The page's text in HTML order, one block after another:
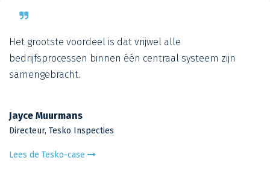
Het grootste voordeel is dat vrijwel alle
bedrijfsprocessen binnen één centraal systeem zijn
samengebracht.
Jayce Muurmans
Directeur, Tesko Inspecties
Lees de Tesko-case